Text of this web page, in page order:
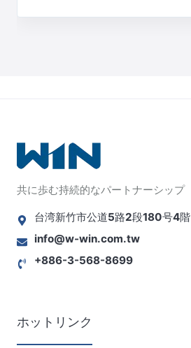
共に歩む持続的なパートナーシップ
台湾新竹市公道5路2段180号4階
info@w-win.com.tw
+886-3-568-8699
ホットリンク